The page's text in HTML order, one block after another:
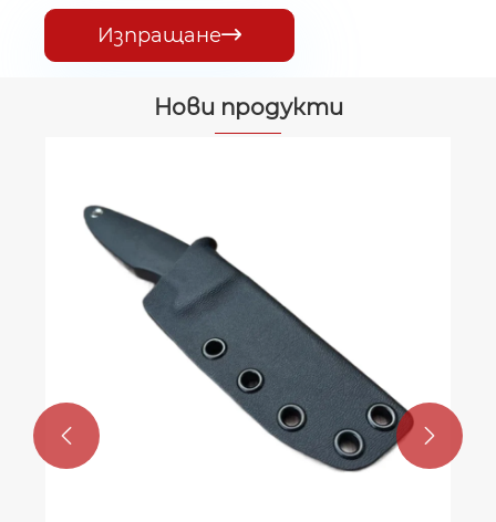
Изпращане
Нови продукти
 